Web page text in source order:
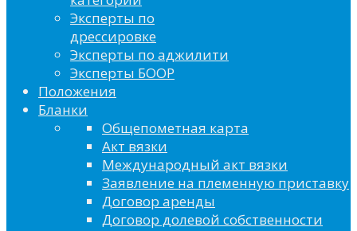
Эксперты по
дрессировке
Эксперты по аджилити
Эксперты БООР
Положения
Бланки
Общепометная карта
Акт вязки
Международный акт вязки
Заявление на племенную приставку
Договор аренды
Договор долевой собственности